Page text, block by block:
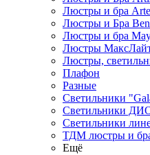
Люстры и бра
Люстры и Бра
Люстры и бра
Люстры
Люстры,
Плафон
Разные
Светильники
Светильники
Светильники
ТДМ люстры и
Ещё